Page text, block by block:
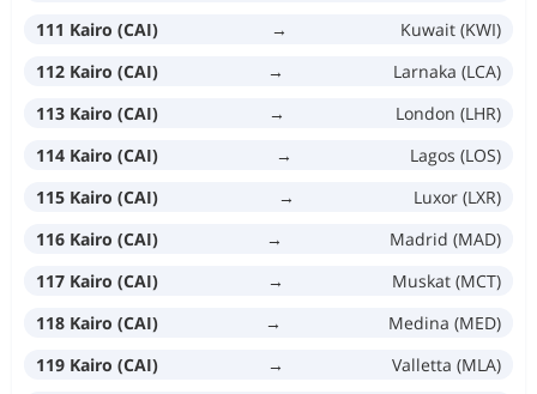
111 Kairo (CAI)
→
Kuwait (KWI)
112 Kairo (CAI)
→
Larnaka (LCA)
113 Kairo (CAI)
→
London (LHR)
114 Kairo (CAI)
→
Lagos (LOS)
115 Kairo (CAI)
→
Luxor (LXR)
116 Kairo (CAI)
→
Madrid (MAD)
117 Kairo (CAI)
→
Muskat (MCT)
118 Kairo (CAI)
→
Medina (MED)
119 Kairo (CAI)
→
Valletta (MLA)